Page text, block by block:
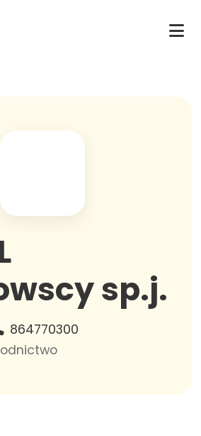
sp.j.
864770300